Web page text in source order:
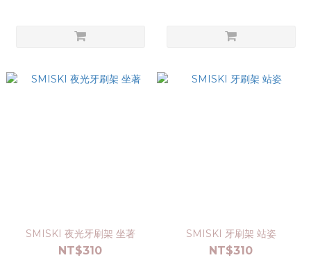
SMISKI 夜光牙刷架 坐著
NT$310
SMISKI 牙刷架 站姿
NT$310